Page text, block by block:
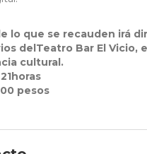
lo que se recauden irá
delTeatro Bar El Vicio,
cultural.
pesos